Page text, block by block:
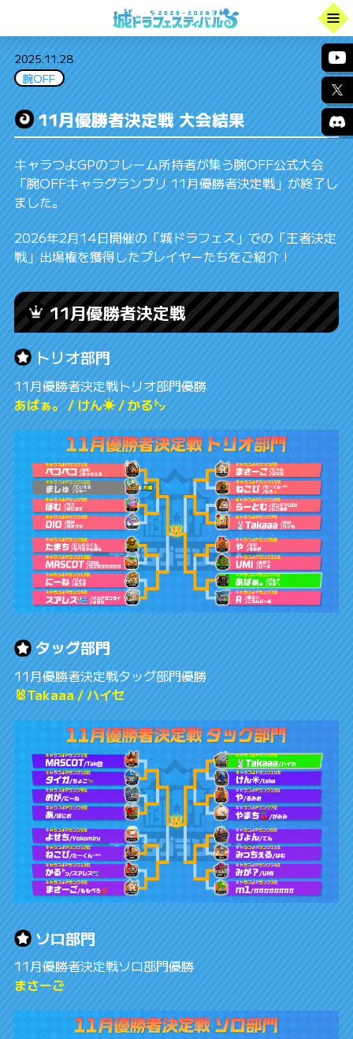
2025.11.28
腕OFF
11月優勝者決定戦 大会結果
キャラつよGPのフレーム所持者が集う腕OFF公式大会
「腕OFFキャラグランプリ 11月優勝者決定戦」が終了し
ました。
2026年2月14日開催の「城ドラフェス」での「王者決定
戦」出場権を獲得したプレイヤーたちをご紹介！
11月優勝者決定戦
トリオ部門
11月優勝者決定戦トリオ部門優勝
あぱぁ。 / けん☀ / かる㌧
タッグ部門
11月優勝者決定戦タッグ部門優勝
🐰Takaaa / ハイセ
ソロ部門
11月優勝者決定戦ソロ部門優勝
まさーご